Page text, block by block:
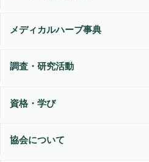
メディカルハーブ事典
調査・研究活動
資格・学び
協会について